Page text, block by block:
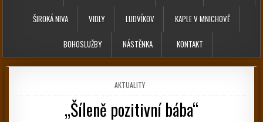
ŠIROKÁ NIVA VIDLY LUDVÍKOV KAPLE V MNICHOVĚ
BOHOSLUŽBY NÁSTĚNKA KONTAKT
POSTED IN
AKTUALITY
„Šíleně pozitivní bába“